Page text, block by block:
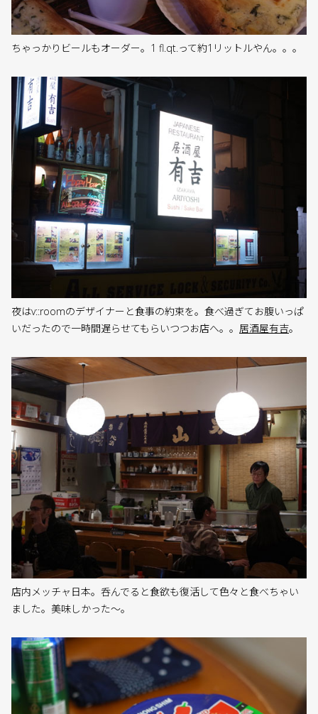
ちゃっかりビールもオーダー。1 fl.qt.って約1リットルやん。。。
夜はv::roomのデザイナーと食事の約束を。食べ過ぎてお腹いっぱ
いだったので一時間遅らせてもらいつつお店へ。。 居酒屋有吉。
店内メッチャ日本。呑んでると食欲も復活して色々と食べちゃい
ました。美味しかった〜。